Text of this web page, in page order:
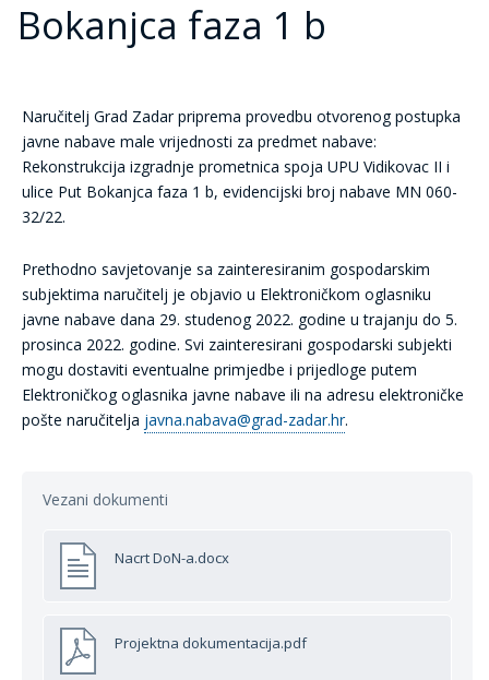
Bokanjca faza 1 b
Naručitelj Grad Zadar priprema provedbu otvorenog postupka
javne nabave male vrijednosti za predmet nabave:
Rekonstrukcija izgradnje prometnica spoja UPU Vidikovac II i
ulice Put Bokanjca faza 1 b, evidencijski broj nabave MN 060-
32/22.
Prethodno savjetovanje sa zainteresiranim gospodarskim
subjektima naručitelj je objavio u Elektroničkom oglasniku
javne nabave dana 29. studenog 2022. godine u trajanju do 5.
prosinca 2022. godine. Svi zainteresirani gospodarski subjekti
mogu dostaviti eventualne primjedbe i prijedloge putem
Elektroničkog oglasnika javne nabave ili na adresu elektroničke
pošte naručitelja javna.nabava@grad-zadar.hr.
Vezani dokumenti
Nacrt DoN-a.docx
Projektna dokumentacija.pdf